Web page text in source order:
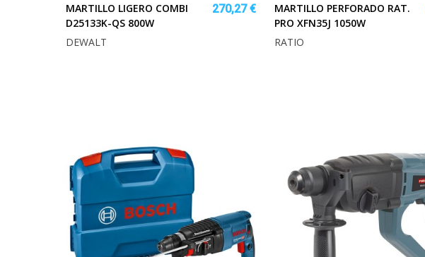
MARTILLO LIGERO COMBI
D25133K-QS 800W
270,27 €
DEWALT
MARTILLO PERFORADO RAT.
PRO XFN35J 1050W
RATIO